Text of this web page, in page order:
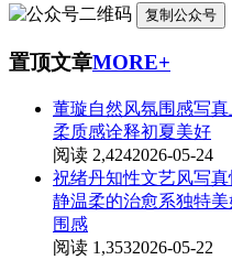
复制公众号
置顶文章MORE+
董璇自然风氛围感写
柔质感诠释初夏美好
阅读 2,4242026-05-24
祝绪丹知性文艺风写
静温柔的治愈系独特
围感
阅读 1,3532026-05-22